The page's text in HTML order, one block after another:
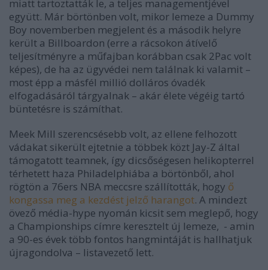
miatt tartoztatták le, a teljes managementjével
együtt. Már börtönben volt, mikor lemeze a Dummy
Boy novemberben megjelent és a második helyre
került a Billboardon (erre a rácsokon átívelő
teljesítményre a műfajban korábban csak 2Pac volt
képes), de ha az ügyvédei nem találnak ki valamit –
most épp a másfél millió dolláros óvadék
elfogadásáról tárgyalnak – akár élete végéig tartó
büntetésre is számíthat.
Meek Mill szerencsésebb volt, az ellene felhozott
vádakat sikerült ejtetnie a többek közt Jay-Z által
támogatott teamnek, így dicsőségesen helikopterrel
térhetett haza Philadelphiába a börtönből, ahol
rögtön a 76ers NBA meccsre szállították, hogy ő
kongassa meg a kezdést jelző harangot. A mindezt
övező média-hype nyomán kicsit sem meglepő, hogy
a Championships címre keresztelt új lemeze, - amin
a 90-es évek több fontos hangmintáját is hallhatjuk
újragondolva – listavezető lett.